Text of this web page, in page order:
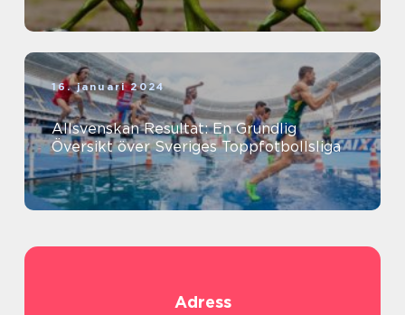
16. januari 2024
Allsvenskan Resultat: En Grundlig
Översikt över Sveriges Toppfotbollsliga
Adress